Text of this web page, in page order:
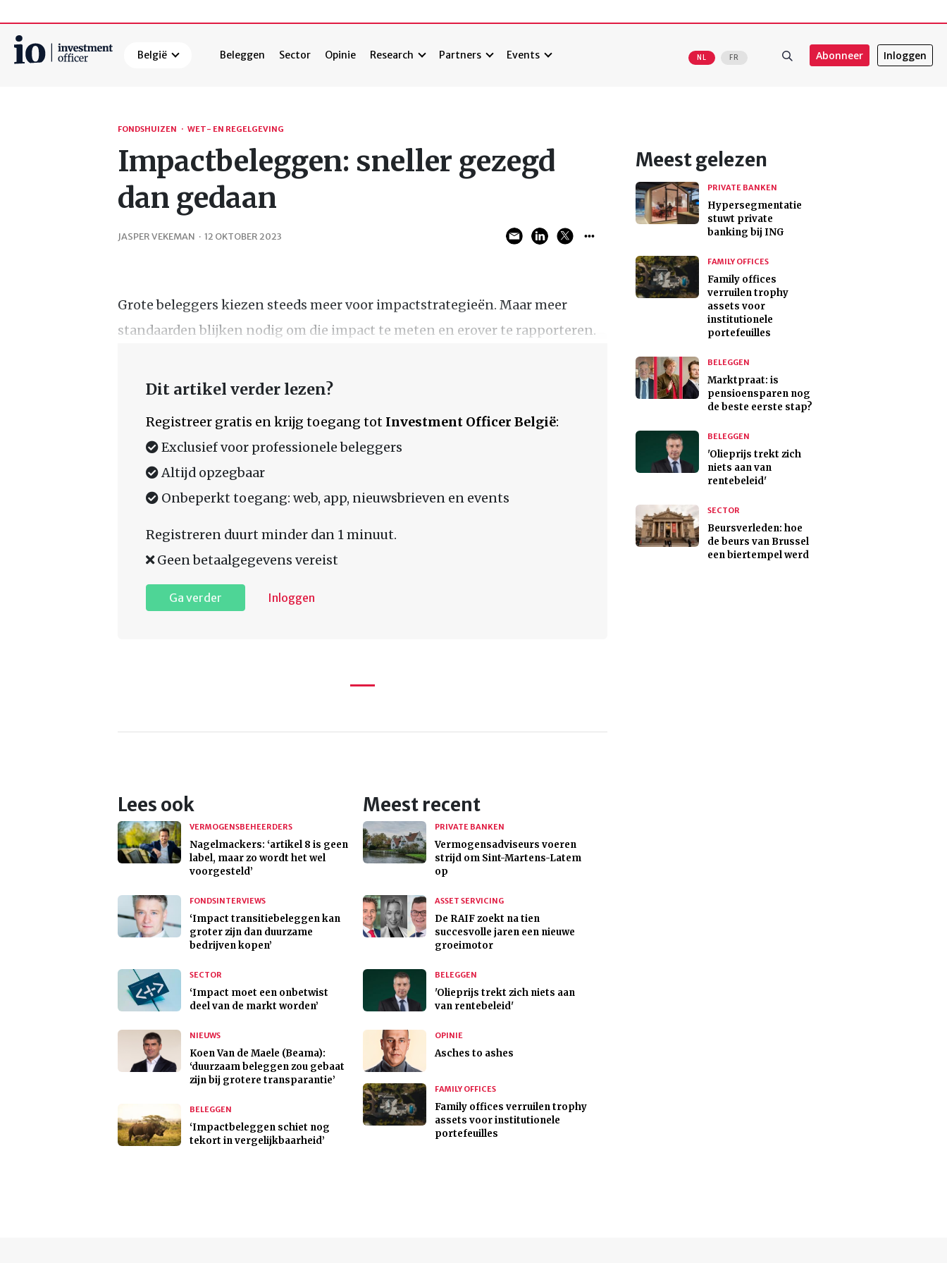
België Beleggen Sector Opinie Research Partners Events NL FR Abonneer Inloggen
FONDSHUIZEN · WET- EN REGELGEVING
Impactbeleggen: sneller gezegd
dan gedaan
JASPER VEKEMAN · 12 OKTOBER 2023
Grote beleggers kiezen steeds meer voor impactstrategieën. Maar meer
standaarden blijken nodig om die impact te meten en erover te rapporteren.
Dit artikel verder lezen?
Registreer gratis en krijg toegang tot Investment Officer België:
Exclusief voor professionele beleggers
Altijd opzegbaar
Onbeperkt toegang: web, app, nieuwsbrieven en events
Registreren duurt minder dan 1 minuut.
Geen betaalgegevens vereist
Ga verder Inloggen
Lees ook
VERMOGENSBEHEERDERS
Nagelmackers: ‘artikel 8 is geen
label, maar zo wordt het wel
voorgesteld’
FONDSINTERVIEWS
‘Impact transitiebeleggen kan
groter zijn dan duurzame
bedrijven kopen’
SECTOR
‘Impact moet een onbetwist
deel van de markt worden’
NIEUWS
Koen Van de Maele (Beama):
‘duurzaam beleggen zou gebaat
zijn bij grotere transparantie’
BELEGGEN
‘Impactbeleggen schiet nog
tekort in vergelijkbaarheid’
Meest recent
PRIVATE BANKEN
Vermogensadviseurs voeren
strijd om Sint-Martens-Latem
op
ASSET SERVICING
De RAIF zoekt na tien
succesvolle jaren een nieuwe
groeimotor
BELEGGEN
'Olieprijs trekt zich niets aan
van rentebeleid'
OPINIE
Asches to ashes
FAMILY OFFICES
Family offices verruilen trophy
assets voor institutionele
portefeuilles
Meest gelezen
PRIVATE BANKEN
Hypersegmentatie
stuwt private
banking bij ING
FAMILY OFFICES
Family offices
verruilen trophy
assets voor
institutionele
portefeuilles
BELEGGEN
Marktpraat: is
pensioensparen nog
de beste eerste stap?
BELEGGEN
'Olieprijs trekt zich
niets aan van
rentebeleid'
SECTOR
Beursverleden: hoe
de beurs van Brussel
een biertempel werd